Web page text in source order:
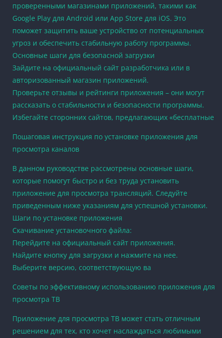
проверенными магазинами приложений, такими как
Google Play для Android или App Store для iOS. Это
поможет защитить ваше устройство от потенциальных
угроз и обеспечить стабильную работу программы.
Основные шаги для безопасной загрузки
Зайдите на официальный сайт разработчика или в
авторизованный магазин приложений.
Проверьте отзывы и рейтинги приложения – они могут
рассказать о стабильности и безопасности программы.
Избегайте сторонних сайтов, предлагающих «бесплатные
Пошаговая инструкция по установке приложения для
просмотра каналов
В данном руководстве рассмотрены основные шаги,
которые помогут быстро и без труда установить
приложение для просмотра трансляций. Следуйте
приведенным ниже указаниям для успешной установки.
Шаги по установке приложения
Скачивание установочного файла:
Перейдите на официальный сайт приложения.
Найдите кнопку для загрузки и нажмите на нее.
Выберите версию, соответствующую ва
Советы по эффективному использованию приложения для
просмотра ТВ
Приложение для просмотра ТВ может стать отличным
решением для тех, кто хочет наслаждаться любимыми